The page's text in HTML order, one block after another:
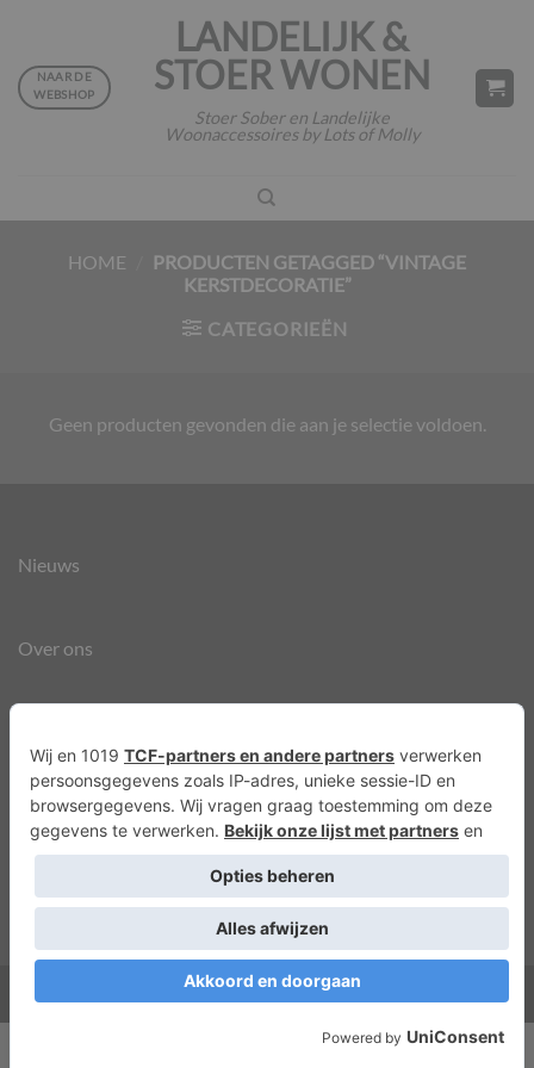
inhoud
LANDELIJK &
STOER WONEN
Stoer Sober en Landelijke
Woonaccessoires by Lots of Molly
NAAR DE
WEBSHOP
HOME
PRODUCTEN GETAGGED “VINTAGE
KERSTDECORATIE”
CATEGORIEËN
Geen producten gevonden die aan je selectie voldoen.
Nieuws
Over ons
Privacyverklaring
Cookies
Copyright 2026 ©Lots of Molly